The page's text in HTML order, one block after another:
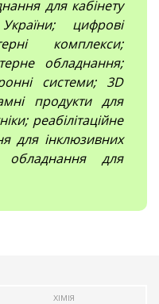
для кабінету
цифрові
комплекси;
обладнання;
системи; 3D
продукти для
реабілітаційне
для інклюзивних
обладнання для
ХІМІЯ